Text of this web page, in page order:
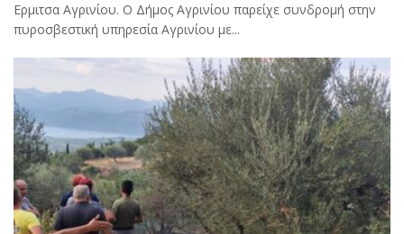
Ερμιτσα Αγρινίου. Ο Δήμος Αγρινίου παρείχε συνδρομή στην
πυροσβεστική υπηρεσία Αγρινίου με...